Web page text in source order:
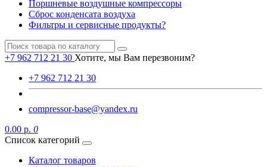
Поршневые воздушные компрессоры
Сброс конденсата воздуха
Фильтры и сервисные продукты?
+7 962 712 21 30 Хотите, мы Вам перезвоним?
+7 962 712 21 30
compressor-base@yandex.ru
0.00 р. 0
Список категорий
Каталог товаров